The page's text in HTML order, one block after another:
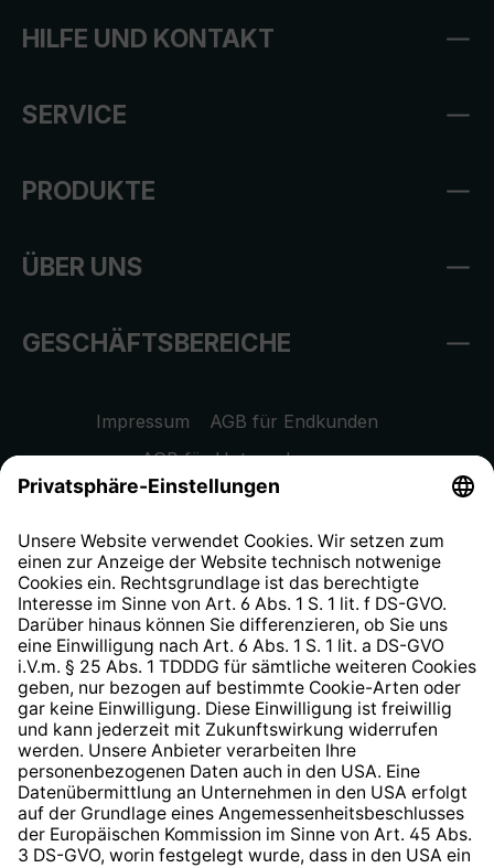
HILFE UND KONTAKT
SERVICE
PRODUKTE
ÜBER UNS
GESCHÄFTSBEREICHE
Impressum
AGB für Endkunden
AGB für Unternehmen
Datenschutzhinweis
Widerrufsrecht
Hinweisgeberschutzsystem
Barrierefreiheit